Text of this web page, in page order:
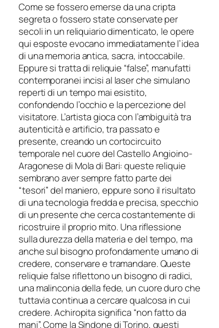
Come se fossero emerse da una cripta
segreta o fossero state conservate per
secoli in un reliquiario dimenticato, le opere
qui esposte evocano immediatamente l’idea
di una memoria antica, sacra, intoccabile.
Eppure si tratta di reliquie “false”, manufatti
contemporanei incisi al laser che simulano
reperti di un tempo mai esistito,
confondendo l’occhio e la percezione del
visitatore. L’artista gioca con l’ambiguità tra
autenticità e artificio, tra passato e
presente, creando un cortocircuito
temporale nel cuore del Castello Angioino-
Aragonese di Mola di Bari: queste reliquie
sembrano aver sempre fatto parte dei
“tesori” del maniero, eppure sono il risultato
di una tecnologia fredda e precisa, specchio
di un presente che cerca costantemente di
ricostruire il proprio mito. Una riflessione
sulla durezza della materia e del tempo, ma
anche sul bisogno profondamente umano di
credere, conservare e tramandare. Queste
reliquie false riflettono un bisogno di radici,
una malinconia della fede, un cuore duro che
tuttavia continua a cercare qualcosa in cui
credere. Achiropita significa “non fatto da
mani”. Come la Sindone di Torino, questi